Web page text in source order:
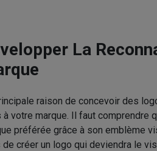
La
raison de concevoir des
à votre marque. Il faut comprendre
préférée grâce à son emblème
de créer un logo qui deviendra le